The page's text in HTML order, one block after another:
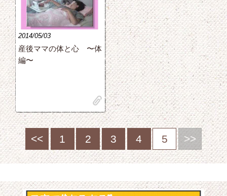
2014/05/03
産後ママの体と心 〜体
編〜
clip
<< 1 2 3 4 5 >>